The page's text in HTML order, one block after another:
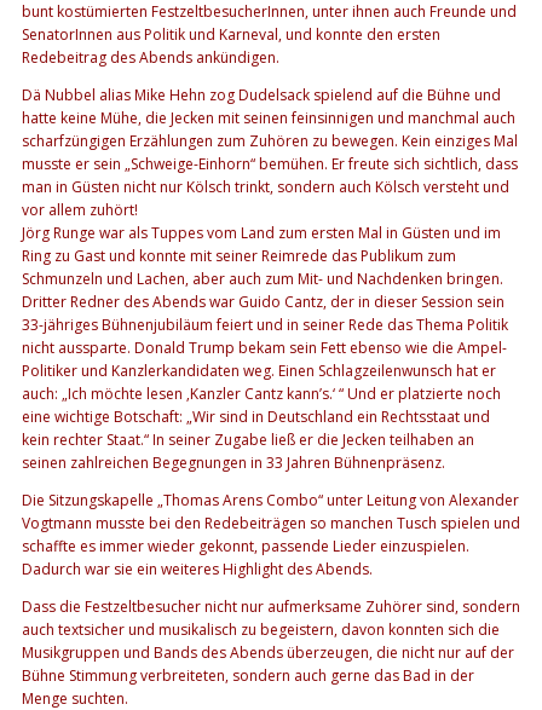
bunt kostümierten FestzeltbesucherInnen, unter ihnen auch Freunde und
SenatorInnen aus Politik und Karneval, und konnte den ersten
Redebeitrag des Abends ankündigen.
Dä Nubbel alias Mike Hehn zog Dudelsack spielend auf die Bühne und
hatte keine Mühe, die Jecken mit seinen feinsinnigen und manchmal auch
scharfzüngigen Erzählungen zum Zuhören zu bewegen. Kein einziges Mal
musste er sein „Schweige-Einhorn“ bemühen. Er freute sich sichtlich, dass
man in Güsten nicht nur Kölsch trinkt, sondern auch Kölsch versteht und
vor allem zuhört!
Jörg Runge war als Tuppes vom Land zum ersten Mal in Güsten und im
Ring zu Gast und konnte mit seiner Reimrede das Publikum zum
Schmunzeln und Lachen, aber auch zum Mit- und Nachdenken bringen.
Dritter Redner des Abends war Guido Cantz, der in dieser Session sein
33-jähriges Bühnenjubiläum feiert und in seiner Rede das Thema Politik
nicht aussparte. Donald Trump bekam sein Fett ebenso wie die Ampel-
Politiker und Kanzlerkandidaten weg. Einen Schlagzeilenwunsch hat er
auch: „Ich möchte lesen ‚Kanzler Cantz kann’s.‘ “ Und er platzierte noch
eine wichtige Botschaft: „Wir sind in Deutschland ein Rechtsstaat und
kein rechter Staat.“ In seiner Zugabe ließ er die Jecken teilhaben an
seinen zahlreichen Begegnungen in 33 Jahren Bühnenpräsenz.
Die Sitzungskapelle „Thomas Arens Combo“ unter Leitung von Alexander
Vogtmann musste bei den Redebeiträgen so manchen Tusch spielen und
schaffte es immer wieder gekonnt, passende Lieder einzuspielen.
Dadurch war sie ein weiteres Highlight des Abends.
Dass die Festzeltbesucher nicht nur aufmerksame Zuhörer sind, sondern
auch textsicher und musikalisch zu begeistern, davon konnten sich die
Musikgruppen und Bands des Abends überzeugen, die nicht nur auf der
Bühne Stimmung verbreiteten, sondern auch gerne das Bad in der
Menge suchten.